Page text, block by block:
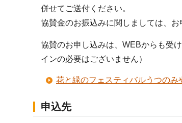
併せてご送付ください。
協賛金のお振込みに関しましては、
協賛のお申し込みは、WEBからも受
インの必要はございません）
花と緑のフェスティバルうつのみ
申込先